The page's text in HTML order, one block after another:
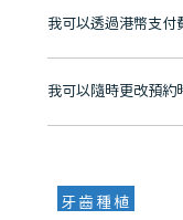
我可以透過港幣支付
可以。維港口腔會按照
我可以隨時更改預約
可以，請盡早通過
牙齒種植